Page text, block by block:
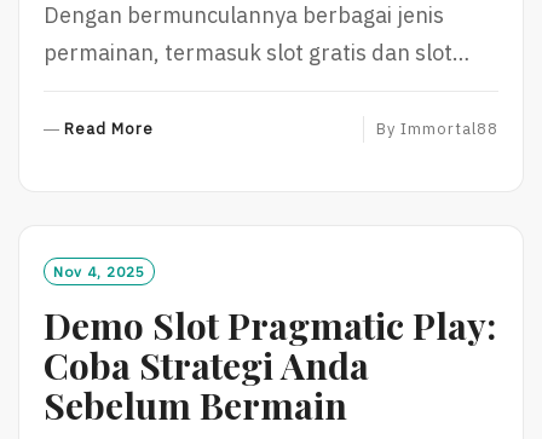
Dengan bermunculannya berbagai jenis
permainan, termasuk slot gratis dan slot…
Read More
O
E
By Immortal88
Nov 4, 2025
Demo Slot Pragmatic Play:
Coba Strategi Anda
Sebelum Bermain